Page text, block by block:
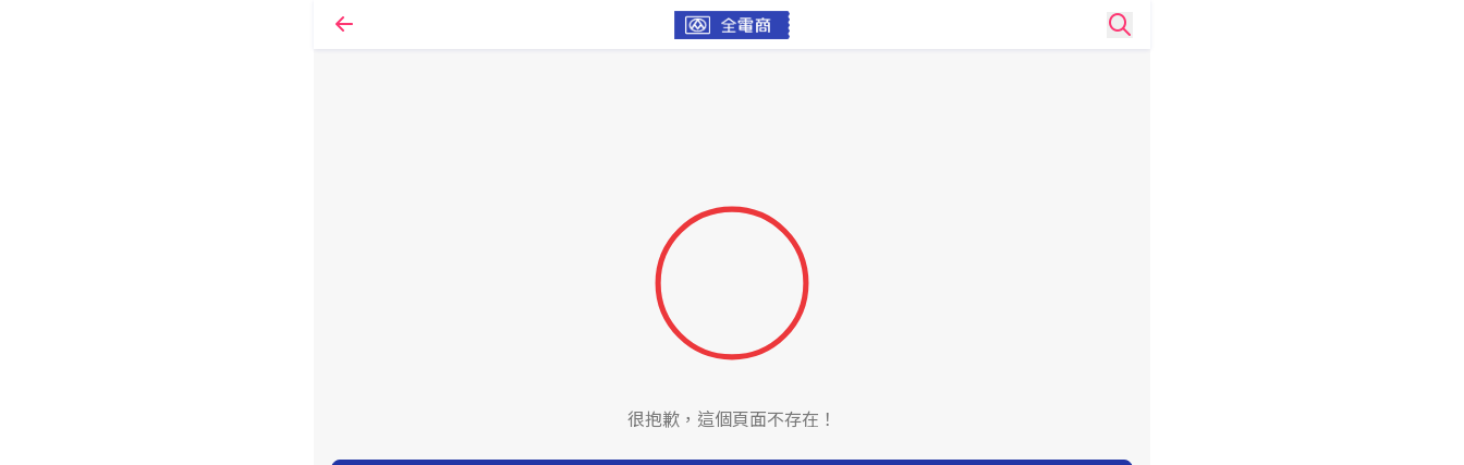
很抱歉，這個頁面不存在！